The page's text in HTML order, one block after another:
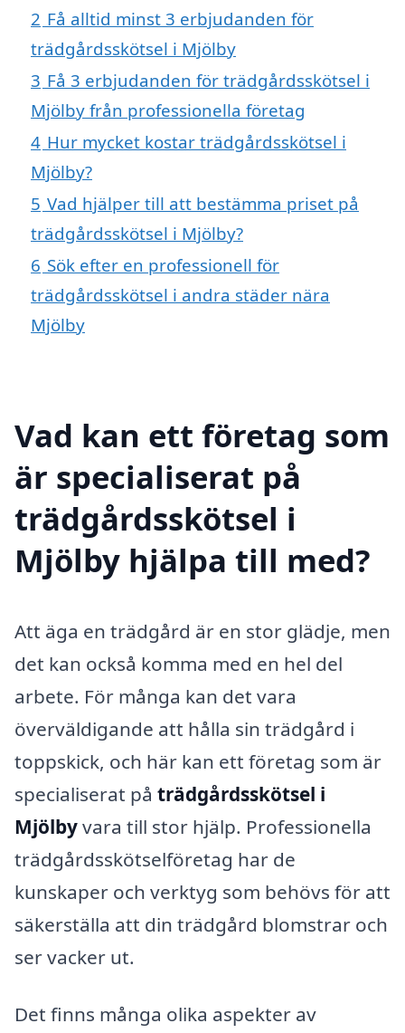
2 Få alltid minst 3 erbjudanden för
trädgårdsskötsel i Mjölby
3 Få 3 erbjudanden för trädgårdsskötsel i
Mjölby från professionella företag
4 Hur mycket kostar trädgårdsskötsel i
Mjölby?
5 Vad hjälper till att bestämma priset på
trädgårdsskötsel i Mjölby?
6 Sök efter en professionell för
trädgårdsskötsel i andra städer nära
Mjölby
Vad kan ett företag som
är specialiserat på
trädgårdsskötsel i
Mjölby hjälpa till med?
Att äga en trädgård är en stor glädje, men
det kan också komma med en hel del
arbete. För många kan det vara
överväldigande att hålla sin trädgård i
toppskick, och här kan ett företag som är
specialiserat på trädgårdsskötsel i
Mjölbyvara till stor hjälp. Professionella
trädgårdsskötselföretag har de
kunskaper och verktyg som behövs för att
säkerställa att din trädgård blomstrar och
ser vacker ut.
Det finns många olika aspekter av